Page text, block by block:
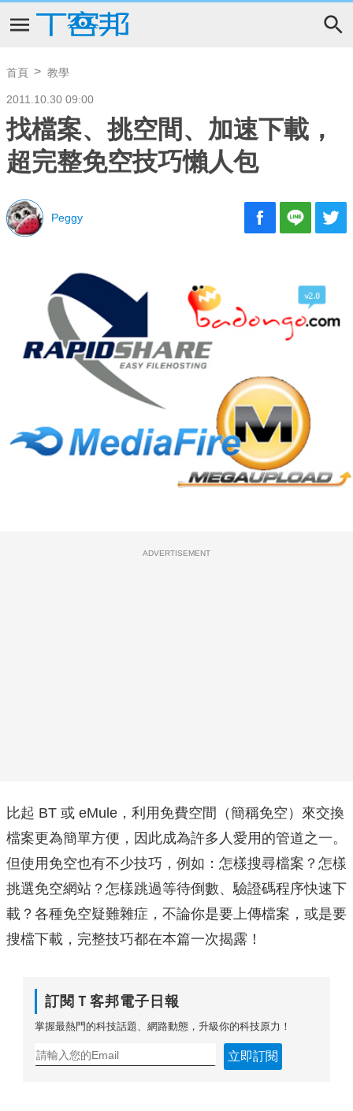
首頁 教學
2011.10.30 09:00
找檔案、挑空間、加速下載，
超完整免空技巧懶人包
Peggy
ADVERTISEMENT
比起 BT 或 eMule，利用免費空間（簡稱免空）來交換
檔案更為簡單方便，因此成為許多人愛用的管道之一。
但使用免空也有不少技巧，例如：怎樣搜尋檔案？怎樣
挑選免空網站？怎樣跳過等待倒數、驗證碼程序快速下
載？各種免空疑難雜症，不論你是要上傳檔案，或是要
搜檔下載，完整技巧都在本篇一次揭露！
訂閱Ｔ客邦電子日報
掌握最熱門的科技話題、網路動態，升級你的科技原力！
立即訂閱